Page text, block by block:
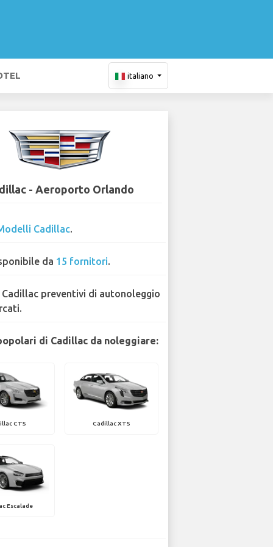
italiano
- Aeroporto Orlando
Cadillac.
da 15 fornitori.
Cadillac preventivi di autonoleggio
di Cadillac da noleggiare:
CTS Cadillac XTS
Escalade